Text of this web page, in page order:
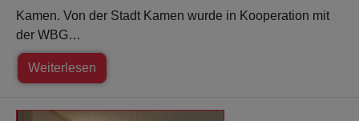
Kamen. Von der Stadt Kamen wurde in Kooperation mit
der WBG…
Weiterlesen